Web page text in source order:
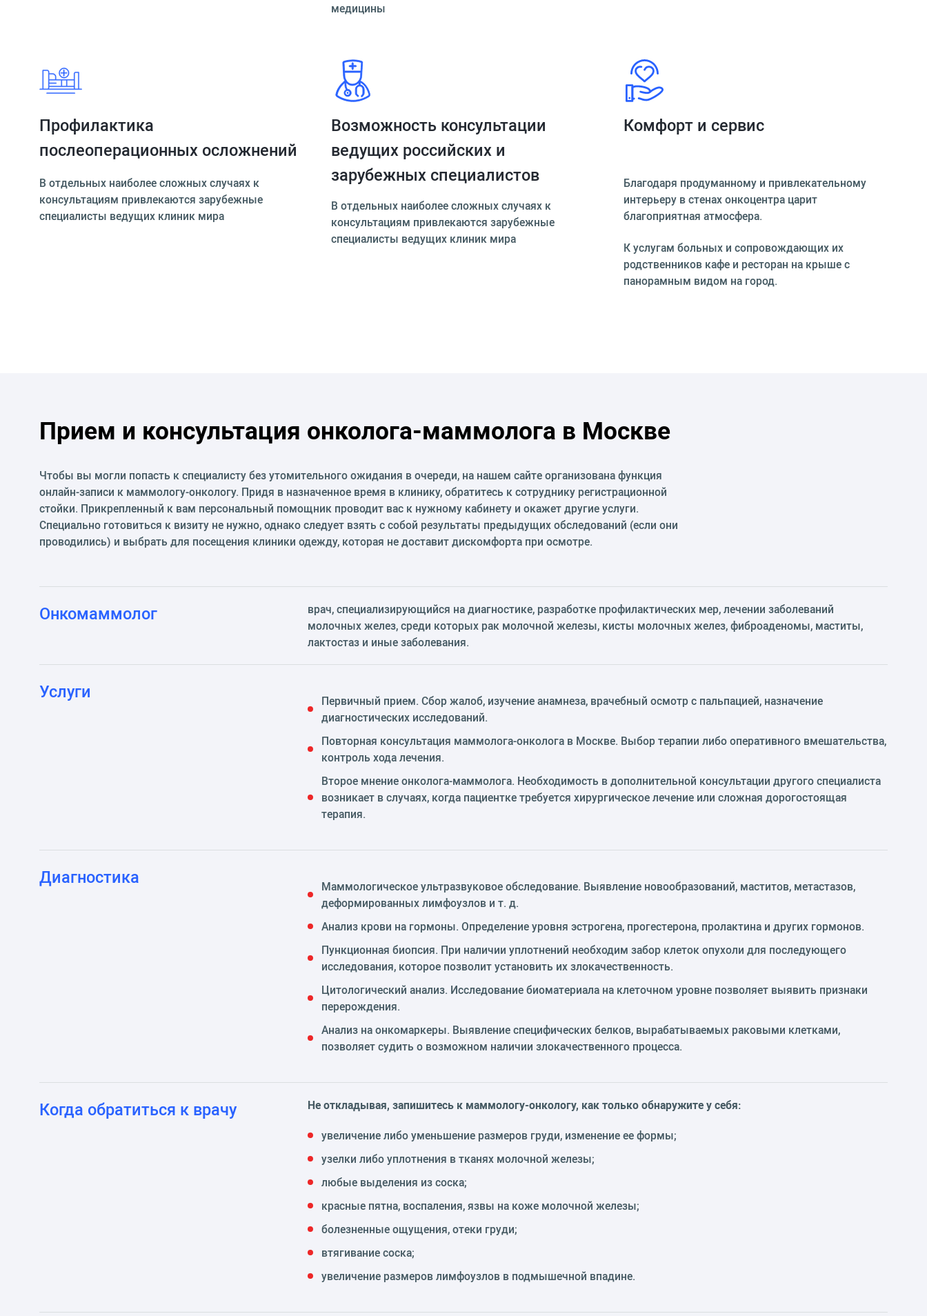
медицины
Профилактика
послеоперационных осложнений
В отдельных наиболее сложных случаях к
консультациям привлекаются зарубежные
специалисты ведущих клиник мира
Возможность консультации
ведущих российских и
зарубежных специалистов
В отдельных наиболее сложных случаях к
консультациям привлекаются зарубежные
специалисты ведущих клиник мира
Комфорт и сервис
Благодаря продуманному и привлекательному
интерьеру в стенах онкоцентра царит
благоприятная атмосфера.
К услугам больных и сопровождающих их
родственников кафе и ресторан на крыше с
панорамным видом на город.
Прием и консультация онколога-маммолога в Москве
Чтобы вы могли попасть к специалисту без утомительного ожидания в очереди, на нашем сайте организована функция
онлайн-записи к маммологу-онкологу. Придя в назначенное время в клинику, обратитесь к сотруднику регистрационной
стойки. Прикрепленный к вам персональный помощник проводит вас к нужному кабинету и окажет другие услуги.
Специально готовиться к визиту не нужно, однако следует взять с собой результаты предыдущих обследований (если они
проводились) и выбрать для посещения клиники одежду, которая не доставит дискомфорта при осмотре.
Онкомаммолог
врач, специализирующийся на диагностике, разработке профилактических мер, лечении заболеваний
молочных желез, среди которых рак молочной железы, кисты молочных желез, фиброаденомы, маститы,
лактостаз и иные заболевания.
Услуги
Первичный прием. Сбор жалоб, изучение анамнеза, врачебный осмотр с пальпацией, назначение
диагностических исследований.
Повторная консультация маммолога-онколога в Москве. Выбор терапии либо оперативного вмешательства,
контроль хода лечения.
Второе мнение онколога-маммолога. Необходимость в дополнительной консультации другого специалиста
возникает в случаях, когда пациентке требуется хирургическое лечение или сложная дорогостоящая
терапия.
Диагностика
Маммологическое ультразвуковое обследование. Выявление новообразований, маститов, метастазов,
деформированных лимфоузлов и т. д.
Анализ крови на гормоны. Определение уровня эстрогена, прогестерона, пролактина и других гормонов.
Пункционная биопсия. При наличии уплотнений необходим забор клеток опухоли для последующего
исследования, которое позволит установить их злокачественность.
Цитологический анализ. Исследование биоматериала на клеточном уровне позволяет выявить признаки
перерождения.
Анализ на онкомаркеры. Выявление специфических белков, вырабатываемых раковыми клетками,
позволяет судить о возможном наличии злокачественного процесса.
Когда обратиться к врачу
Не откладывая, запишитесь к маммологу-онкологу, как только обнаружите у себя:
увеличение либо уменьшение размеров груди, изменение ее формы;
узелки либо уплотнения в тканях молочной железы;
любые выделения из соска;
красные пятна, воспаления, язвы на коже молочной железы;
болезненные ощущения, отеки груди;
втягивание соска;
увеличение размеров лимфоузлов в подмышечной впадине.